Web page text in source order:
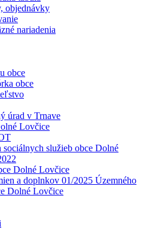
objednávky
nariadenia
obce
obce
úrad v Trnave
Lovčice
služieb obce Dolné
Dolné Lovčice
a doplnkov 01/2025 Územného
Dolné Lovčice